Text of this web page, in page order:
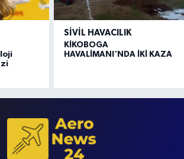
SIVIL HAVACILIK
KİKOBOGA
HAVALİMANI'NDA İKİ KAZA